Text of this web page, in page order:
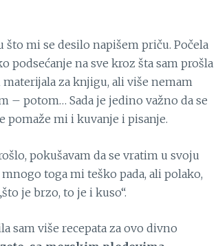
što mi se desilo napišem priču. Počela
podsećanje na sve kroz šta sam prošla
za knjigu, ali više nemam
– potom… Sada je jedino važno da se
pomaže mi i kuvanje i pisanje.
pokušavam da se vratim u svoju
toga mi teško pada, ali polako,
je brzo, to je i kuso“.
sam više recepata za ovo divno